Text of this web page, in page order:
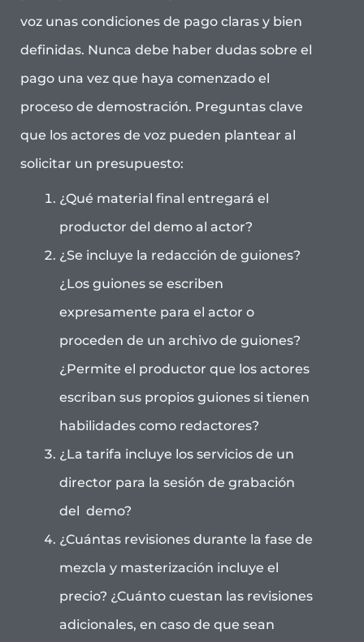
voz unas condiciones de pago claras y bien
definidas. Nunca debe haber dudas sobre el
pago una vez que haya comenzado el
proceso de demostración. Preguntas clave
que los actores de voz pueden plantear al
solicitar un presupuesto:
¿Qué material final entregará el
productor del demo al actor?
¿Se incluye la redacción de guiones?
¿Los guiones se escriben
expresamente para el actor o
proceden de un archivo de guiones?
¿Permite el productor que los actores
escriban sus propios guiones si tienen
habilidades como redactores?
¿La tarifa incluye los servicios de un
director para la sesión de grabación
del demo?
¿Cuántas revisiones durante la fase de
mezcla y masterización incluye el
precio? ¿Cuánto cuestan las revisiones
adicionales, en caso de que sean